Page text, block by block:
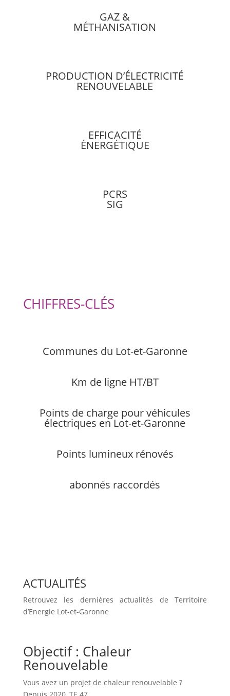
GAZ &
MÉTHANISATION
PRODUCTION D’ÉLECTRICITÉ
RENOUVELABLE
EFFICACITÉ
ÉNERGÉTIQUE
PCRS
SIG
CHIFFRES-CLÉS
Communes du Lot-et-Garonne
Km de ligne HT/BT
Points de charge pour véhicules
électriques en Lot-et-Garonne
Points lumineux rénovés
abonnés raccordés
ACTUALITÉS
Retrouvez les dernières actualités de Territoire
d’Energie Lot-et-Garonne
Objectif : Chaleur
Renouvelable
Vous avez un projet de chaleur renouvelable ?